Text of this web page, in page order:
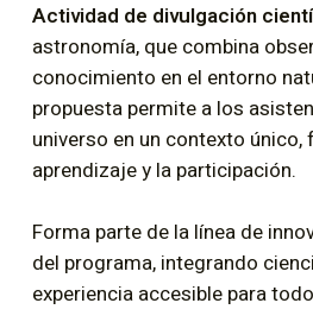
Actividad de divulgación
astronomía, que combina
conocimiento en el entorno
propuesta permite a los
universo en un contexto único,
aprendizaje y la participación.
Forma parte de la línea de
del programa, integrando
experiencia accesible para